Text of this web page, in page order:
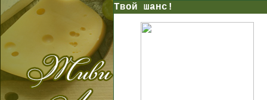
Твой шанс!